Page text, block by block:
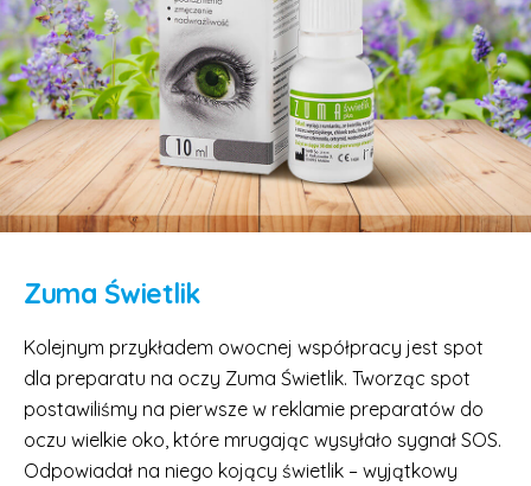
Zuma Świetlik
Kolejnym przykładem owocnej współpracy jest spot
dla preparatu na oczy Zuma Świetlik. Tworząc spot
postawiliśmy na pierwsze w reklamie preparatów do
oczu wielkie oko, które mrugając wysyłało sygnał SOS.
Odpowiadał na niego kojący świetlik – wyjątkowy